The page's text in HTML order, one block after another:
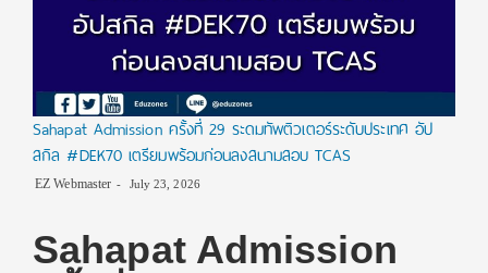
Sahapat Admission ครั้งที่ 29 ระดมทัพติวเตอร์ระดับประเทศ อัป
สกิล #DEK70 เตรียมพร้อมก่อนลงสนามสอบ TCAS
EZ Webmaster July 23, 2026
Sahapat Admission